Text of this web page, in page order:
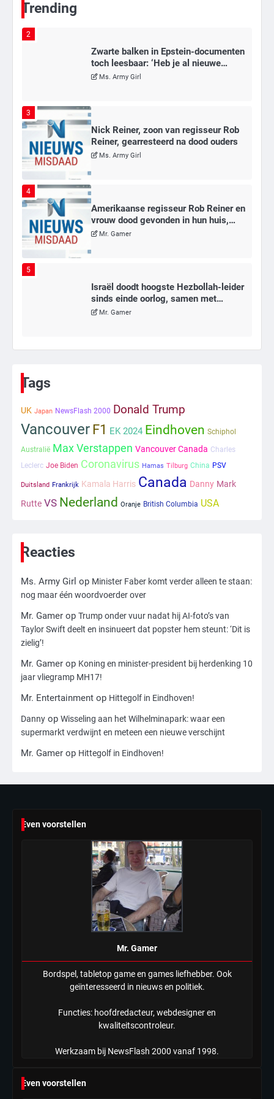
Trending
2
Zwarte balken in Epstein-documenten
toch leesbaar: ‘Heb je al nieuwe
ongepaste vrienden voor me?’
Ms. Army Girl
3
Nick Reiner, zoon van regisseur Rob
Reiner, gearresteerd na dood ouders
Ms. Army Girl
4
Amerikaanse regisseur Rob Reiner en
vrouw dood gevonden in hun huis,
eigen zoon hoofdverdachte
Mr. Gamer
5
Israël doodt hoogste Hezbollah-leider
sinds einde oorlog, samen met
meerdere omwonenden
Mr. Gamer
6
1
Kleine veranderingen op komst
Mr. Gamer
2
3
Nick Reiner, zoon van regisseur Rob
Reiner, gearresteerd na dood ouders
Ms. Army Girl
4
Amerikaanse regisseur Rob Reiner en
eigen zoon hoofdverdachte
Mr. Gamer
Israël doodt hoogste Hezbollah-leider
Mr. Gamer
in nieuwe aanpak van begeleiding
kwetsbare inwoners door Siem,
ondanks onrust’
Mr. Gamer
Tags
UK Japan NewsFlash 2000 Donald Trump
Vancouver F1 EK 2024 Eindhoven Schiphol
Australië Max Verstappen Vancouver Canada Charles
Leclerc Joe Biden Coronavirus Hamas Tilburg China PSV
Duitsland Frankrijk Kamala Harris Canada Danny Mark
Rutte VS Nederland Oranje British Columbia USA
Reacties
Ms. Army Girl op Minister Faber komt verder alleen te staan:
nog maar één woordvoerder over
Mr. Gamer op Trump onder vuur nadat hij AI-foto’s van
Taylor Swift deelt en insinueert dat popster hem steunt: ‘Dit is
zielig’!
Mr. Gamer op Koning en minister-president bij herdenking 10
jaar vliegramp MH17!
Mr. Entertainment op Hittegolf in Eindhoven!
Danny op Wisseling aan het Wilhelminapark: waar een
supermarkt verdwijnt en meteen een nieuwe verschijnt
Mr. Gamer op Hittegolf in Eindhoven!
Even voorstellen
Mr. Gamer
Bordspel, tabletop game en games liefhebber. Ook
geïnteresseerd in nieuws en politiek.
Functies: hoofdredacteur, webdesigner en
kwaliteitscontroleur.
Werkzaam bij NewsFlash 2000 vanaf 1998.
Even voorstellen